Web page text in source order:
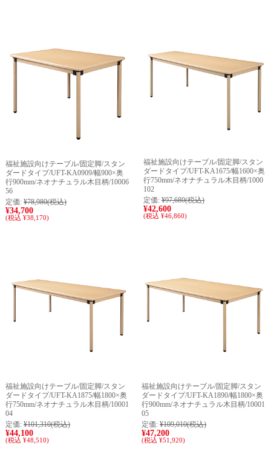
福祉施設向けテーブル/固定脚/スタン
ダードタイプ/UFT-KA0909/幅900×奥
行900mm/ネオナチュラル木目柄/10006
56
定価: ¥78,980(税込)
¥34,700
(税込 ¥38,170)
福祉施設向けテーブル/固定脚/スタン
ダードタイプ/UFT-KA1675/幅1600×奥
行750mm/ネオナチュラル木目柄/1000
102
定価: ¥97,680(税込)
¥42,600
(税込 ¥46,860)
福祉施設向けテーブル/固定脚/スタン
ダードタイプ/UFT-KA1875/幅1800×奥
行750mm/ネオナチュラル木目柄/10001
04
定価: ¥101,310(税込)
¥44,100
(税込 ¥48,510)
福祉施設向けテーブル/固定脚/スタン
ダードタイプ/UFT-KA1890/幅1800×奥
行900mm/ネオナチュラル木目柄/10001
05
定価: ¥109,010(税込)
¥47,200
(税込 ¥51,920)